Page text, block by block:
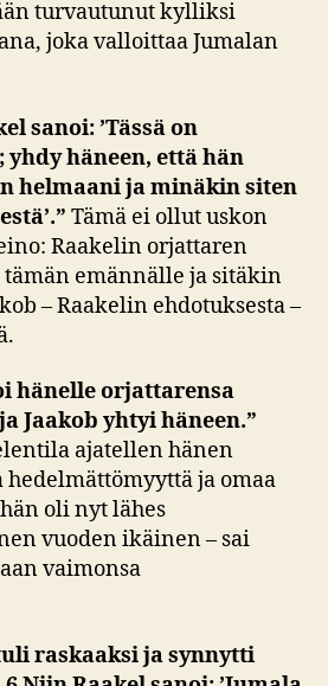
turvautunut kylliksi
joka valloittaa Jumalan
sanoi: ’Tässä on
häneen, että hän
helmaani ja minäkin siten
Tämä ei ollut uskon
Raakelin orjattaren
emännälle ja sitäkin
– Raakelin ehdotuksesta –
hänelle orjattarensa
Jaakob yhtyi häneen.”
ajatellen hänen
ja omaa
oli nyt lähes
vuoden ikäinen – sai
vaimonsa
raskaaksi ja synnytti